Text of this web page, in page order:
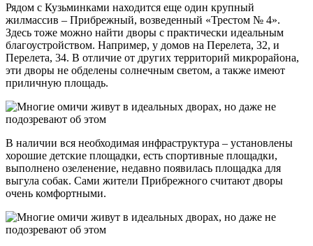
Рядом с Кузьминками находится еще один крупный
жилмассив – Прибрежный, возведенный «Трестом № 4».
Здесь тоже можно найти дворы с практически идеальным
благоустройством. Например, у домов на Перелета, 32, и
Перелета, 34. В отличие от других территорий микрорайона,
эти дворы не обделены солнечным светом, а также имеют
приличную площадь.
В наличии вся необходимая инфраструктура – установлены
хорошие детские площадки, есть спортивные площадки,
выполнено озеленение, недавно появилась площадка для
выгула собак. Сами жители Прибрежного считают дворы
очень комфортными.